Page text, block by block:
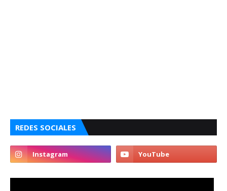
REDES SOCIALES